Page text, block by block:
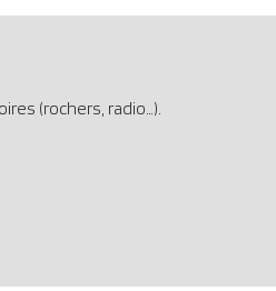
(rochers, radio…).